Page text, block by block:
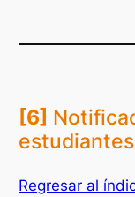
[6]
estudiantes
Regresar al